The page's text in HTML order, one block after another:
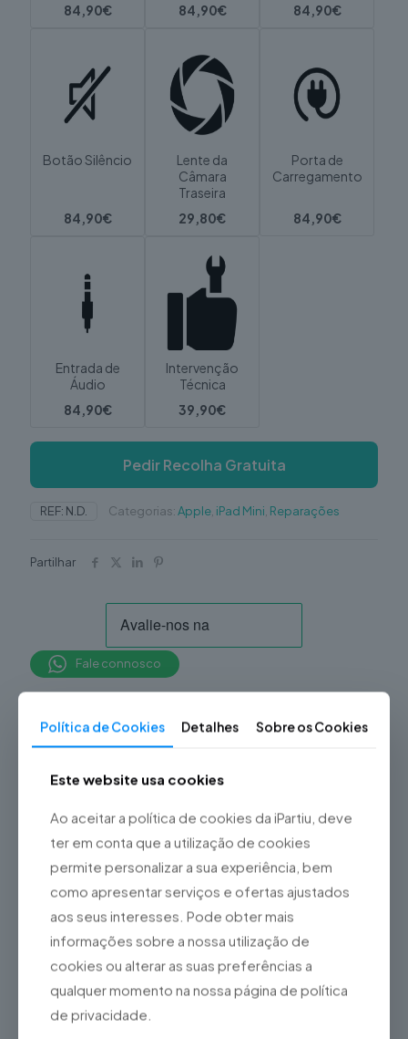
84,90€ 84,90€
84,90€
Botão Silêncio
84,90€
Lente da
Câmara
Traseira
29,80€
Porta de
Carregamento
84,90€
Entrada de
Áudio
84,90€
Intervenção
Técnica
39,90€
Pedir Recolha Gratuita
REF: N.D. Categorias:Apple iPad Mini Reparações
Partilhar
Fale connosco
Tipo de Reparação
iPad
Volume, Botão Silêncio,
Lente da Câmara Traseira,
Porta de Carregamento,
Entrada de Áudio,
Produtos Relacionados
Reparação iPhone XS
Política de Cookies Detalhes Sobre os Cookies
Este website usa cookies
Ao aceitar a política de cookies da iPartiu, deve
ter em conta que a utilização de cookies
permite personalizar a sua experiência, bem
como apresentar serviços e ofertas ajustados
aos seus interesses. Pode obter mais
informações sobre a nossa utilização de
cookies ou alterar as suas preferências a
qualquer momento na nossa página de política
de privacidade.